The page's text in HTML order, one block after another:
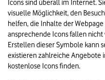
Icons sind überall im Internet.
visuelle Möglichkeit, den
helfen, die Inhalte der
ansprechende Icons fallen
Erstellen dieser Symbole kann
existieren zahlreiche Angebote
kostenlose Icons finden.